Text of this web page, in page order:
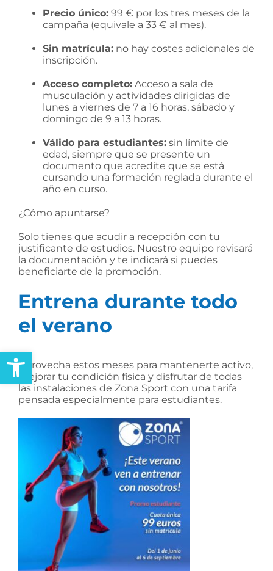
Abrir barra de herramientas
Precio único:99 € por los tres meses de la
campaña (equivale a 33 € al mes).
Sin matrícula:no hay costes adicionales de
inscripción.
Acceso completo:Acceso a sala de
musculación y actividades dirigidas de
lunes a viernes de 7 a 16 horas, sábado y
domingo de 9 a 13 horas.
Válido para estudiantes:sin límite de
edad, siempre que se presente un
documento que acredite que se está
cursando una formación reglada durante el
año en curso.
¿Cómo apuntarse?
Solo tienes que acudir a recepción con tu
justificante de estudios. Nuestro equipo revisará
la documentación y te indicará si puedes
beneficiarte de la promoción.
Entrena durante todo
el verano
Aprovecha estos meses para mantenerte activo,
mejorar tu condición física y disfrutar de todas
las instalaciones de Zona Sport con una tarifa
pensada especialmente para estudiantes.